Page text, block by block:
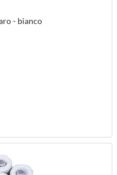
- bianco